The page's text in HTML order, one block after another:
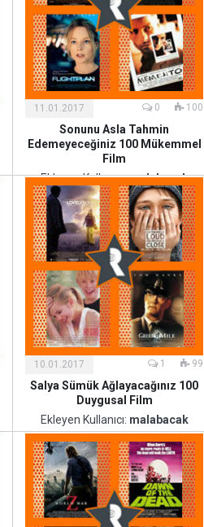
Kültür
ve
Sanat
11.01.2017
0 100
Sonunu Asla Tahmin
Edemeyeceğiniz 100 Mükemmel
Film
Ekleyen Kullanıcı:malabacak
Kültür
ve
Sanat
10.01.2017
1 99
Salya Sümük Ağlayacağınız 100
Duygusal Film
Ekleyen Kullanıcı: malabacak